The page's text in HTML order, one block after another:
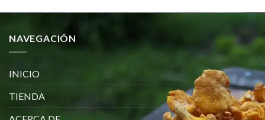
NAVEGACIÓN
INICIO
TIENDA